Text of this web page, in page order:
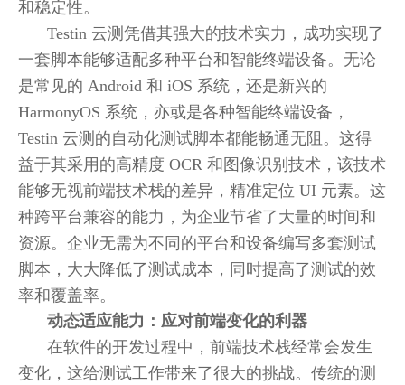
和稳定性。
Testin 云测凭借其强大的技术实力，成功实现了
一套脚本能够适配多种平台和智能终端设备。无论
是常见的 Android 和 iOS 系统，还是新兴的
HarmonyOS 系统，亦或是各种智能终端设备，
Testin 云测的自动化测试脚本都能畅通无阻。这得
益于其采用的高精度 OCR 和图像识别技术，该技术
能够无视前端技术栈的差异，精准定位 UI 元素。这
种跨平台兼容的能力，为企业节省了大量的时间和
资源。企业无需为不同的平台和设备编写多套测试
脚本，大大降低了测试成本，同时提高了测试的效
率和覆盖率。
动态适应能力：应对前端变化的利器
在软件的开发过程中，前端技术栈经常会发生
变化，这给测试工作带来了很大的挑战。传统的测